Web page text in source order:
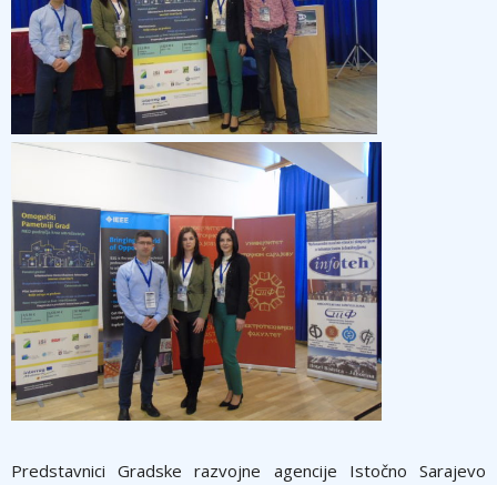
Predstavnici Gradske razvojne agencije Istočno Sarajevo